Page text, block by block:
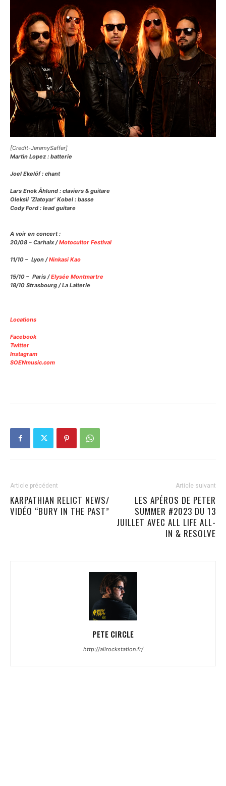
[Credit-JeremySaffer]
Martin Lopez : batterie
Joel Ekelöf : chant
Lars Enok Åhlund : claviers & guitare
Oleksii ‘Zlatoyar’ Kobel : basse
Cody Ford : lead guitare
A voir en concert :
20/08 – Carhaix /Motocultor Festival
11/10 – Lyon /Ninkasi Kao
15/10 – Paris /Elysée Montmartre
18/10 Strasbourg / La Laiterie
Locations
Facebook
Twitter
Instagram
SOENmusic.com
Article précédent
KARPATHIAN RELICT NEWS/
VIDÉO “BURY IN THE PAST”
Article suivant
LES APÉROS DE PETER
SUMMER #2023 DU 13
JUILLET AVEC ALL LIFE ALL-
IN & RESOLVE
PETE CIRCLE
http://allrockstation.fr/